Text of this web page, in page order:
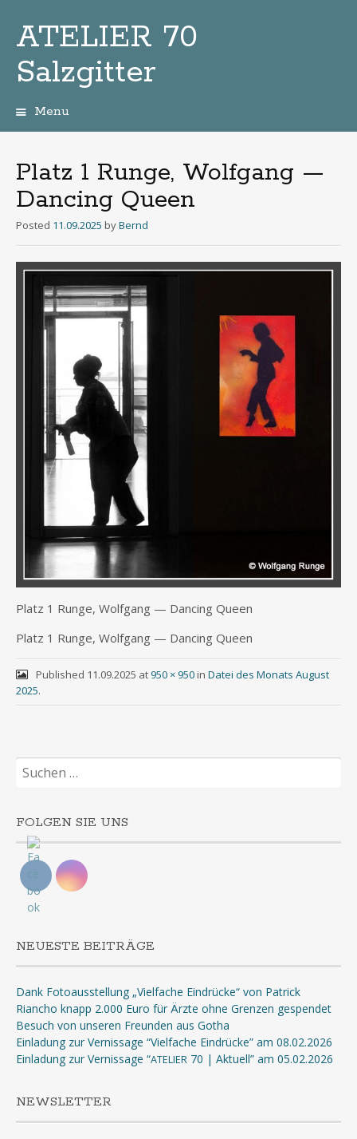
ATELIER 70
Salzgitter
Menu
Platz 1 Runge, Wolfgang —
Dancing Queen
Posted 11.09.2025 byBernd
Platz 1 Run­ge, Wolf­gang — Dancing Queen
Platz 1 Run­ge, Wolf­gang — Dancing Queen
Published 11.09.2025 at950 × 950in Datei des Monats August
2025.
Suchen
nach:
FOLGEN SIE UNS
NEUESTE BEITRÄGE
Dank Fotoausstellung „Vielfache Eindrücke“ von Patrick
Riancho knapp 2.000 Euro für Ärzte ohne Grenzen gespendet
Besuch von unseren Freunden aus Gotha
Einladung zur Vernissage “Vielfache Eindrücke” am 08.02.2026
Einladung zur Vernissage “ATELIER 70 | Aktuell” am 05.02.2026
NEWSLETTER